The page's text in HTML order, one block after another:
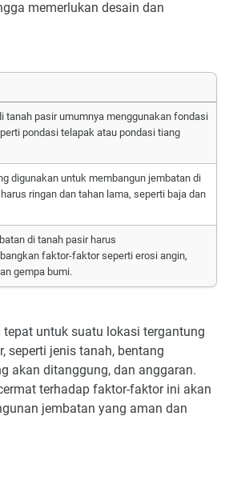
memerlukan desain dan
tanah pasir umumnya menggunakan fondasi
pondasi telapak atau pondasi tiang
digunakan untuk membangun jembatan di
ringan dan tahan lama, seperti baja dan
di tanah pasir harus
faktor-faktor seperti erosi angin,
gempa bumi.
untuk suatu lokasi tergantung
seperti jenis tanah, bentang
akan ditanggung, dan anggaran.
terhadap faktor-faktor ini akan
jembatan yang aman dan